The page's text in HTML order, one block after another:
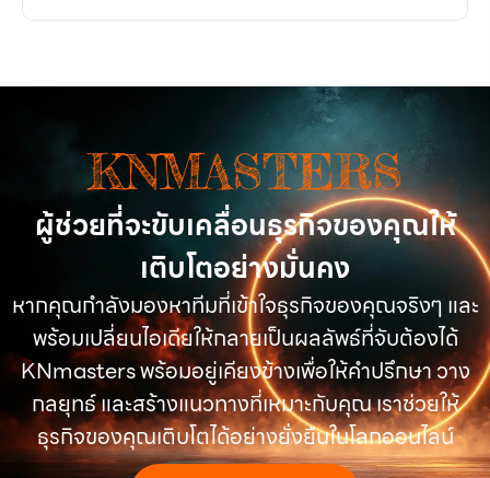
KNMASTERS
ผู้ช่วยที่จะขับเคลื่อนธุรกิจของคุณให้
เติบโตอย่างมั่นคง
หากคุณกำลังมองหาทีมที่เข้าใจธุรกิจของคุณจริงๆ และ
พร้อมเปลี่ยนไอเดียให้กลายเป็นผลลัพธ์ที่จับต้องได้
KNmasters พร้อมอยู่เคียงข้างเพื่อให้คำปรึกษา วาง
กลยุทธ์ และสร้างแนวทางที่เหมาะกับคุณ เราช่วยให้
ธุรกิจของคุณเติบโตได้อย่างยั่งยืนในโลกออนไลน์